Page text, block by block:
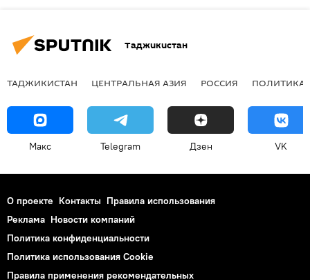
Таджикистан
ТАДЖИКИСТАН ЦЕНТРАЛЬНАЯ АЗИЯ РОССИЯ ПОЛИТИКА
Макс Telegram Дзен VK
О проекте Контакты Правила использования
Реклама Новости компаний
Политика конфиденциальности
Политика использования Cookie
Правила применения рекомендательных